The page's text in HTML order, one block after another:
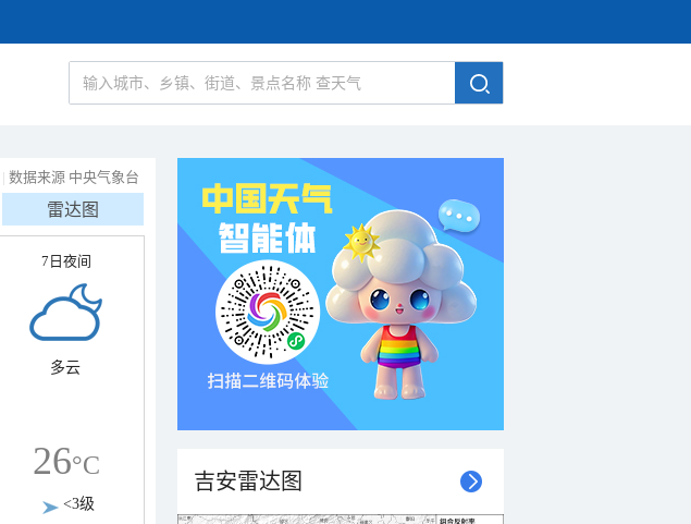
| 数据来源 中央气象台
雷达图
7日夜间
多云
26°C
<3级
吉安雷达图